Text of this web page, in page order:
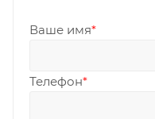
Ваше имя*
Телефон*